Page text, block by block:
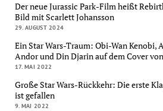
Der neue Jurassic Park-Film heißt
Bild mit Scarlett Johansson
29. AUGUST 2024
Ein Star Wars-Traum: Obi-Wan Kenobi,
Andor und Din Djarin auf dem Cover
17. MAI 2022
Große Star Wars-Rückkehr: Die erste
ist gefallen
9. MAI 2022